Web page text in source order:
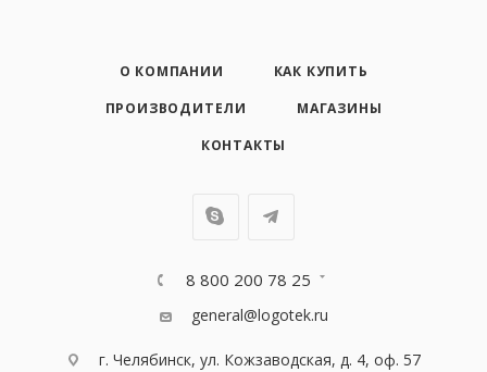
О КОМПАНИИ
КАК КУПИТЬ
ПРОИЗВОДИТЕЛИ
МАГАЗИНЫ
КОНТАКТЫ
8 800 200 78 25
general@logotek.ru
г. Челябинск, ул. Кожзаводская, д. 4, оф. 57